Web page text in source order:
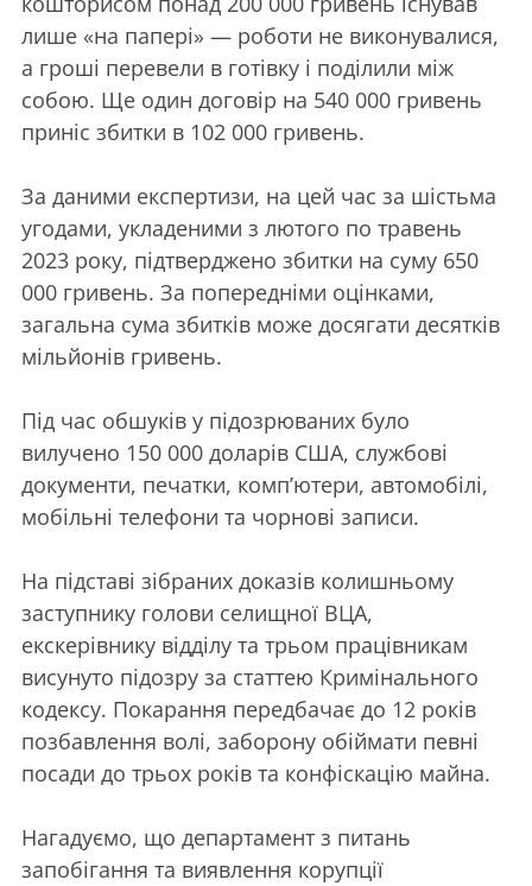
лише «на папері» — роботи не виконувалися,
а гроші перевели в готівку і поділили між
собою. Ще один договір на 540 000 гривень
приніс збитки в 102 000 гривень.
За даними експертизи, на цей час за шістьма
угодами, укладеними з лютого по травень
2023 року, підтверджено збитки на суму 650
000 гривень. За попередніми оцінками,
загальна сума збитків може досягати десятків
мільйонів гривень.
Під час обшуків у підозрюваних було
вилучено 150 000 доларів США, службові
документи, печатки, комп’ютери, автомобілі,
мобільні телефони та чорнові записи.
На підставі зібраних доказів колишньому
заступнику голови селищної ВЦА,
екскерівнику відділу та трьом працівникам
висунуто підозру за статтею Кримінального
кодексу. Покарання передбачає до 12 років
позбавлення волі, заборону обіймати певні
посади до трьох років та конфіскацію майна.
Нагадуємо, що департамент з питань
запобігання та виявлення корупції